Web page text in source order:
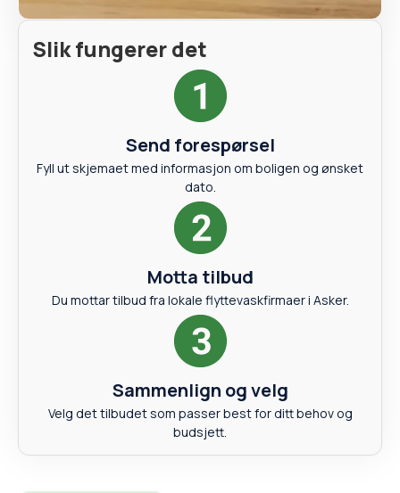
Slik fungerer det
Send forespørsel
Fyll ut skjemaet med informasjon om boligen og ønsket
dato.
Motta tilbud
Du mottar tilbud fra lokale flyttevaskfirmaer i Asker.
Sammenlign og velg
Velg det tilbudet som passer best for ditt behov og
budsjett.